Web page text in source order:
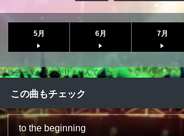
5月 6月 7月
該当データが見つかりませんでした。
この曲もチェック
to the beginning